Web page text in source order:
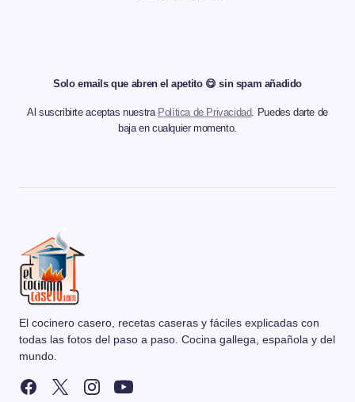
Solo emails que abren el apetito 😋 sin spam añadido
Al suscribirte aceptas nuestra Política de Privacidad. Puedes darte de
baja en cualquier momento.
El cocinero casero, recetas caseras y fáciles explicadas con
todas las fotos del paso a paso. Cocina gallega, española y del
mundo.